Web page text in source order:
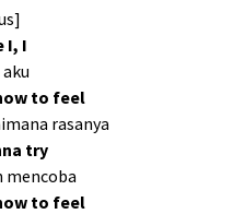
I, I
to feel
rasanya
try
mencoba
to feel